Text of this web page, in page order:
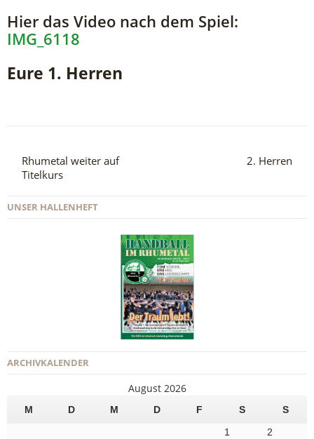
Hier das Video nach dem Spiel:
IMG_6118
Eure 1. Herren
Rhumetal weiter auf
Titelkurs
2. Herren
UNSER HALLENHEFT
ARCHIVKALENDER
August 2026
M D M D F S
S
1
2